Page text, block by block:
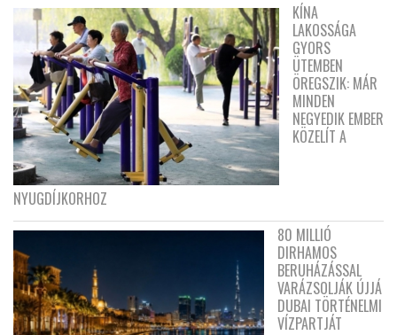
KÍNA
LAKOSSÁGA
GYORS
ÜTEMBEN
ÖREGSZIK: MÁR
MINDEN
NEGYEDIK EMBER
KÖZELÍT A
NYUGDÍJKORHOZ
80 MILLIÓ
DIRHAMOS
BERUHÁZÁSSAL
VARÁZSOLJÁK ÚJJÁ
DUBAI TÖRTÉNELMI
VÍZPARTJÁT